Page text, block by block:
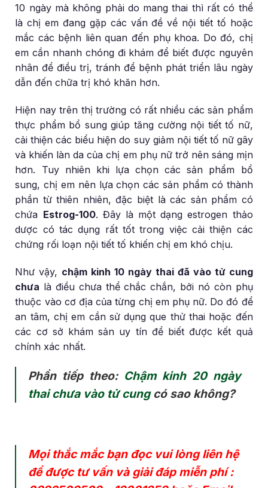
10 ngày mà không phải do mang thai thì rất có thể
là chị em đang gặp các vấn đề về nội tiết tố hoặc
mắc các bệnh liên quan đến phụ khoa. Do đó, chị
em cần nhanh chóng đi khám để biết được nguyên
nhân để điều trị, tránh để bệnh phát triển lâu ngày
dẫn đến chữa trị khó khăn hơn.
Hiện nay trên thị trường có rất nhiều các sản phẩm
thực phẩm bổ sung giúp tăng cường nội tiết tố nữ,
cải thiện các biểu hiện do suy giảm nội tiết tố nữ gây
và khiến làn da của chị em phụ nữ trở nên sáng mịn
hơn. Tuy nhiên khi lựa chọn các sản phẩm bổ
sung, chị em nên lựa chọn các sản phẩm có thành
phần từ thiên nhiên, đặc biệt là các sản phẩm có
chứa Estrog-100. Đây là một dạng estrogen thảo
dược có tác dụng rất tốt trong việc cải thiện các
chứng rối loạn nội tiết tố khiến chị em khó chịu.
Như vậy, chậm kinh 10 ngày thai đã vào tử cung
chưa là điều chưa thể chắc chắn, bởi nó còn phụ
thuộc vào cơ địa của từng chị em phụ nữ. Do đó để
an tâm, chị em cần sử dụng que thử thai hoặc đến
các cơ sở khám sản uy tín để biết được kết quả
chính xác nhất.
Phần tiếp theo: Chậm kinh 20 ngày
thai chưa vào tử cungcó sao không?
Mọi thắc mắc bạn đọc vui lòng liên hệ
để được tư vấn và giải đáp miễn phí :